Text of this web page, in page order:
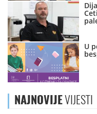
U
NAJNOVIJEVIJESTI